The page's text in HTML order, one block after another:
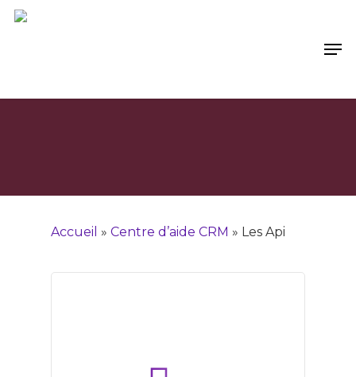
Accueil »Centre d’aide CRM » Les Api